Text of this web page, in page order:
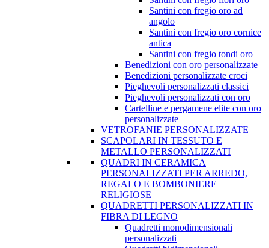
Santini con fregio oro ad
angolo
Santini con fregio oro cornice
antica
Santini con fregio tondi oro
Benedizioni con oro personalizzate
Benedizioni personalizzate croci
Pieghevoli personalizzati classici
Pieghevoli personalizzati con oro
Cartelline e pergamene elite con oro
personalizzate
VETROFANIE PERSONALIZZATE
SCAPOLARI IN TESSUTO E
METALLO PERSONALIZZATI
QUADRI IN CERAMICA
PERSONALIZZATI PER ARREDO,
REGALO E BOMBONIERE
RELIGIOSE
QUADRETTI PERSONALIZZATI IN
FIBRA DI LEGNO
Quadretti monodimensionali
personalizzati